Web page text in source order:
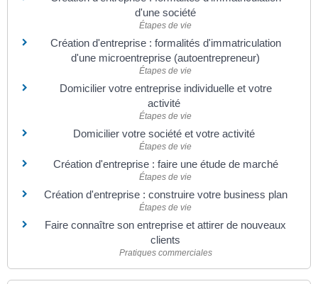
d'une société
Étapes de vie
Création d'entreprise : formalités d'immatriculation
d'une microentreprise (autoentrepreneur)
Étapes de vie
Domicilier votre entreprise individuelle et votre
activité
Étapes de vie
Domicilier votre société et votre activité
Étapes de vie
Création d'entreprise : faire une étude de marché
Étapes de vie
Création d'entreprise : construire votre business plan
Étapes de vie
Faire connaître son entreprise et attirer de nouveaux
clients
Pratiques commerciales